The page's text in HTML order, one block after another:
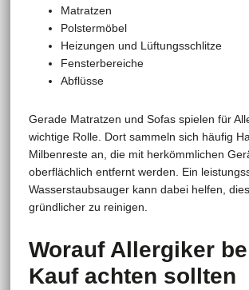
Matratzen
Polstermöbel
Heizungen und Lüftungsschlitze
Fensterbereiche
Abflüsse
Gerade Matratzen und Sofas spielen für
wichtige Rolle. Dort sammeln sich häufig
Milbenreste an, die mit herkömmlichen
oberflächlich entfernt werden. Ein
Wasserstaubsauger kann dabei helfen,
gründlicher zu reinigen.
Worauf Allergiker
Kauf achten sollten